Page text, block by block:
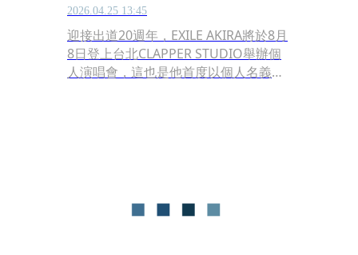
2026.04.25 13:45
迎接出道20週年，EXILE AKIRA將於8月
8日登上台北CLAPPER STUDIO舉辦個
人演唱會，這也是他首度以個人名義在